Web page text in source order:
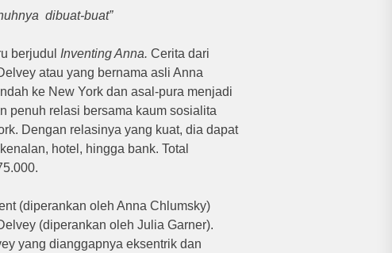
dibuat-buat”
berjudul Inventing Anna. Cerita dari
atau yang bernama asli Anna
ke New York dan asal-pura menjadi
penuh relasi bersama kaum sosialita
Dengan relasinya yang kuat, dia dapat
hotel, hingga bank. Total
(diperankan oleh Anna Chlumsky)
(diperankan oleh Julia Garner).
yang dianggapnya eksentrik dan